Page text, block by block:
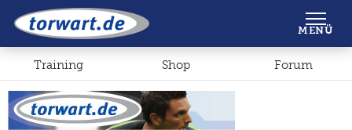
Shop Forum